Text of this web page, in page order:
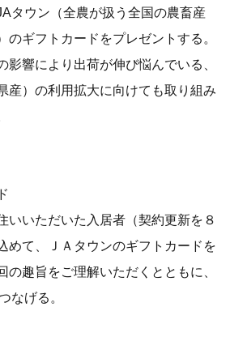
タウン（全農が扱う全国の農畜産
のギフトカードをプレゼントする。
影響により出荷が伸び悩んでいる、
産）の利用拡大に向けても取り組み
いただいた入居者（契約更新を８
めて、ＪＡタウンのギフトカードを
の趣旨をご理解いただくとともに、
なげる。